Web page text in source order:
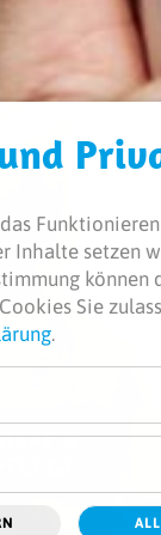
&
Inhalte setzen
Sie
.